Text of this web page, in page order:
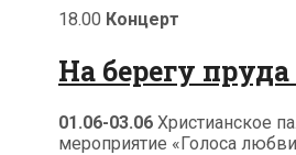
18.00 Концерт
На берегу
01.06-03.06 Христианское
мероприятие «Голоса